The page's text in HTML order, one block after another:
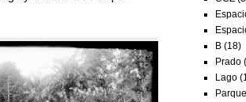
B (18)
Prado
Lago